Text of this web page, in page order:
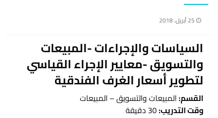
نُشر
25 أبريل، 2018
السياسات والإجراءات -المبيعات
والتسويق -معايير الإجراء القياسي
لتطوير أسعار الغرف الفندقية
القسم:المبيعات والتسويق – المبيعات
وقت التدريب: